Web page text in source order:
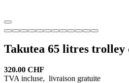
Takutea 65 litres trolley
320.00 CHF
TVA incluse, livraison gratuite